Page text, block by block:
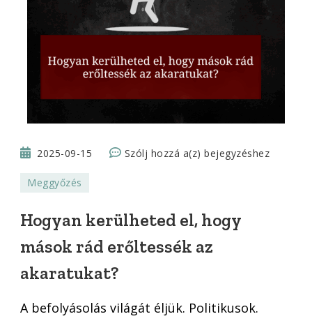
2025-09-15 Szólj hozzá a(z)Hogyan
mások
rád
bejegyzéshez
Meggyőzés
Hogyan kerülheted el, hogy
mások rád erőltessék az
akaratukat?
A befolyásolás világát éljük. Politikusok.